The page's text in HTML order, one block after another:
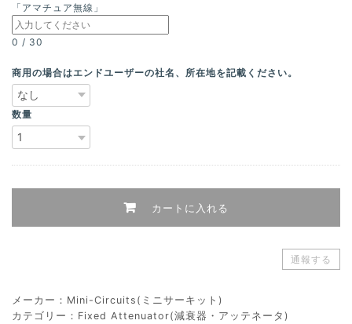
「アマチュア無線」
0 / 30
商用の場合はエンドユーザーの社名、所在地を記載ください。
数量
カートに入れる
通報する
メーカー：Mini-Circuits(ミニサーキット)
カテゴリー：Fixed Attenuator(減衰器・アッテネータ)